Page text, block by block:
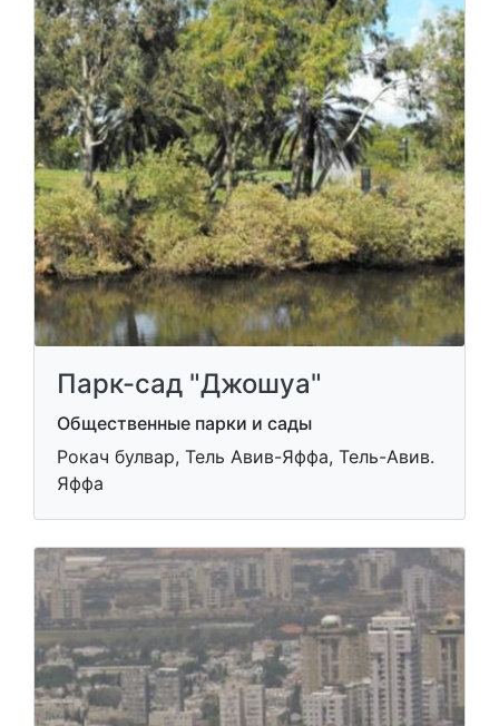
Парк-сад "Джошуа"
Общественные парки и сады
Рокач булвар, Тель Авив-Яффа, Тель-Авив.
Яффа